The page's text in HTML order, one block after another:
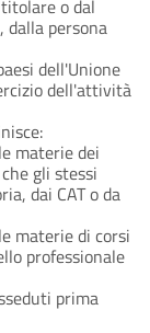
o dal
persona
dell'Unione
dell'attività
materie dei
gli stessi
dai CAT o da
materie di corsi
professionale
prima